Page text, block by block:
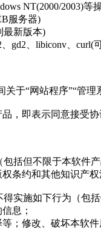
NT(2000/2003)等
服务器)
最新版本)
、gd2、libiconv、
于“网站程序”“管理
，即表示同意接受
括但不限于本软件
条约和其他知识产
实施如下行为（包括
息；
；修改、破坏本软件